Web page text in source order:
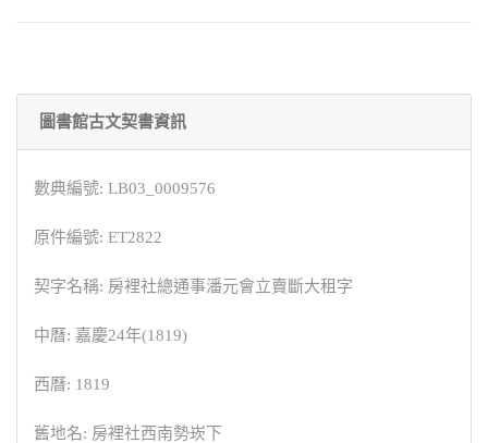
圖書館古文契書資訊
數典編號: LB03_0009576
原件編號: ET2822
契字名稱: 房裡社總通事潘元會立賣斷大租字
中曆: 嘉慶24年(1819)
西曆: 1819
舊地名: 房裡社西南勢崁下